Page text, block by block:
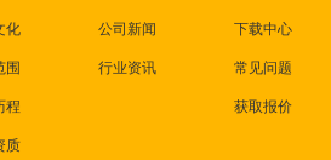
化
围
程
质
公司新闻
行业资讯
下载中心
常见问题
获取报价